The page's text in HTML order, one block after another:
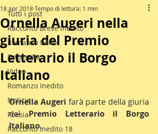
Tutti i post
Racconto Breve Inedito
Romanzo Edito
Fotografia
Video
Romanzo Inedito
Notizie
Poesia
Racconto Inedito 18
Ornella Augeri nella
giuria del Premio
Letterario il Borgo
Italiano
18 apr 2018Tempo di lettura: 1 min
Ornella Augeri farà parte della giuria
del Premio Letterario il Borgo
Italiano.